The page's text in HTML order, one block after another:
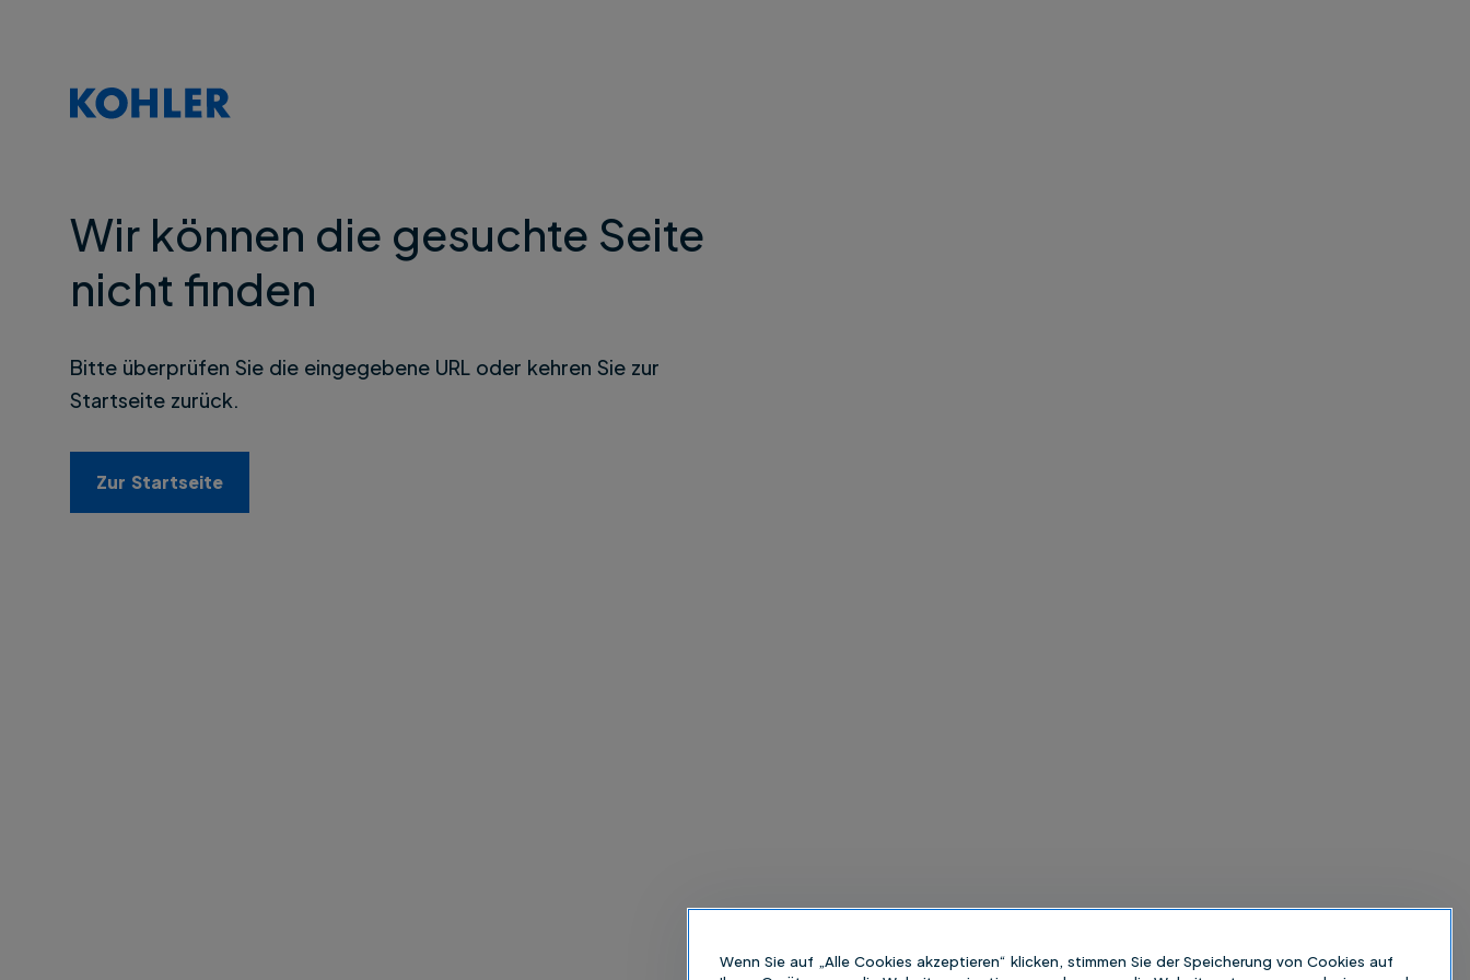
Wir können die gesuchte Seite
nicht finden
Bitte überprüfen Sie die eingegebene URL oder kehren Sie zur
Startseite zurück.
Zur Startseite
Wenn Sie auf „Alle Cookies akzeptieren“ klicken, stimmen Sie der Speicherung von Cookies auf